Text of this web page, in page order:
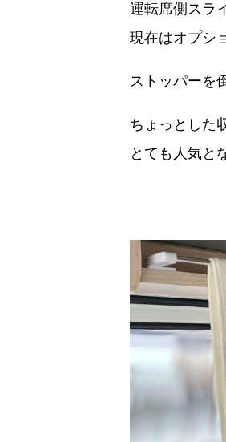
運転席側スラ
現在はオプシ
ストッパーを
ちょっとした
とても人気と